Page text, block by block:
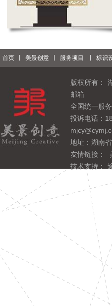
首页 美景创意 服务项目 标识
版权所有：
邮箱
全国统一服
投诉电话：
地址：湖南
友情链接：
技术支持：